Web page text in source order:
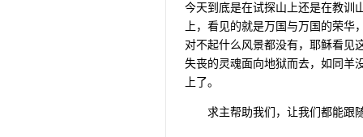
今天到底是在试探山上还是在教训
上，看见的就是万国与万国的荣
对不起什么风景都没有，耶稣看见
失丧的灵魂面向地狱而去，如同羊
上了。
求主帮助我们，让我们都能跟